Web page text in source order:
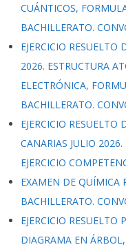
CUÁNTICOS,
BACHILLERATO.
EJERCICIO RESUELTO
2026. ESTRUCTURA
ELECTRÓNICA,
BACHILLERATO.
EJERCICIO RESUELTO
CANARIAS JULIO
EJERCICIO
EXAMEN DE QUÍMICA
BACHILLERATO.
EJERCICIO
DIAGRAMA EN